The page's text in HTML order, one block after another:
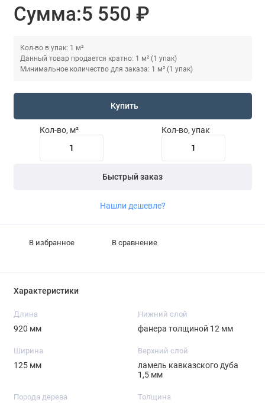
Сумма:5 550 ₽
Кол-во в упак: 1 м²
Данный товар продается кратно: 1 м² (1 упак)
Минимальное количество для заказа: 1 м² (1 упак)
Купить
Кол-во, м² Кол-во, упак
Быстрый заказ
Нашли дешевле?
В избранное В сравнение
Характеристики
Длина
920 мм
Нижний слой
фанера толщиной 12 мм
Ширина
125 мм
Верхний слой
ламель кавказского дуба
1,5 мм
Порода дерева Толщина